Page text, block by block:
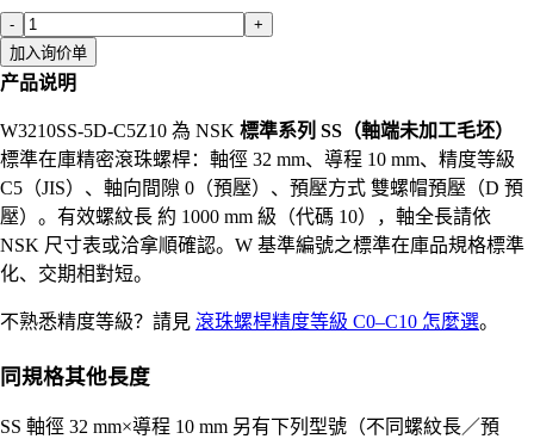
-
+
加入询价单
产品说明
W3210SS-5D-C5Z10 為 NSK 標準系列 SS（軸端未加工毛坯）
標準在庫精密滾珠螺桿：軸徑 32 mm、導程 10 mm、精度等級
C5（JIS）、軸向間隙 0（預壓）、預壓方式 雙螺帽預壓（D 預
壓）。有效螺紋長 約 1000 mm 級（代碼 10），軸全長請依
NSK 尺寸表或洽拿順確認。W 基準編號之標準在庫品規格標準
化、交期相對短。
不熟悉精度等級？請見 滾珠螺桿精度等級 C0–C10 怎麼選。
同規格其他長度
SS 軸徑 32 mm×導程 10 mm 另有下列型號（不同螺紋長／預